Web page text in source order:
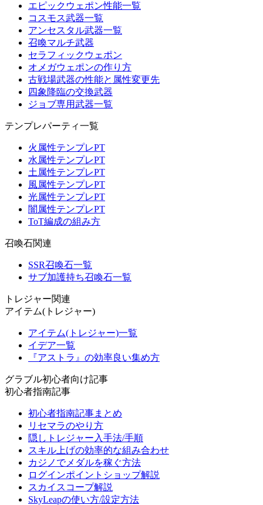
エピックウェポン性能一覧
コスモス武器一覧
アンセスタル武器一覧
召喚マルチ武器
セラフィックウェポン
オメガウェポンの作り方
古戦場武器の性能と属性変更先
四象降臨の交換武器
ジョブ専用武器一覧
テンプレパーティ一覧
火属性テンプレPT
水属性テンプレPT
土属性テンプレPT
風属性テンプレPT
光属性テンプレPT
闇属性テンプレPT
ToT編成の組み方
召喚石関連
SSR召喚石一覧
サブ加護持ち召喚石一覧
トレジャー関連
アイテム(トレジャー)
アイテム(トレジャー)一覧
イデア一覧
『アストラ』の効率良い集め方
グラブル初心者向け記事
初心者指南記事
初心者指南記事まとめ
リセマラのやり方
隠しトレジャー入手法/手順
スキル上げの効率的な組み合わせ
カジノでメダルを稼ぐ方法
ログインポイントショップ解説
スカイスコープ解説
SkyLeapの使い方/設定方法